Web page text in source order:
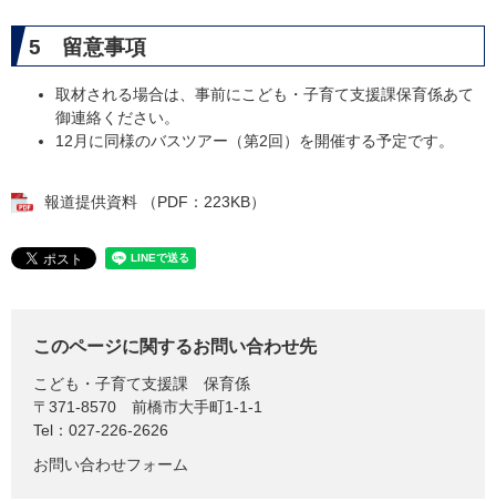
5 留意事項
取材される場合は、事前にこども・子育て支援課保育係あて
御連絡ください。
12月に同様のバスツアー（第2回）を開催する予定です。​
報道提供資料 （PDF：223KB）
このページに関するお問い合わせ先
こども・子育て支援課
保育係
〒371-8570
前橋市大手町1-1-1
Tel：027-226-2626
お問い合わせフォーム